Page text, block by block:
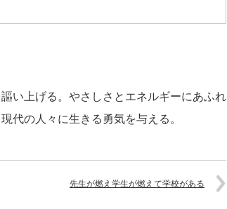
い上げる。やさしさとエネルギーにあふれ
代の人々に生きる勇気を与える。
先生が燃え学生が燃えて学校がある